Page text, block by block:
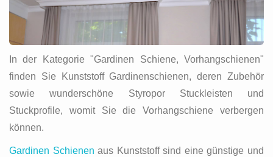
In der Kategorie "Gardinen Schiene, Vorhangschienen"
finden Sie Kunststoff Gardinenschienen, deren Zubehör
sowie wunderschöne Styropor Stuckleisten und
Stuckprofile, womit Sie die Vorhangschiene verbergen
können.
Gardinen Schienen aus Kunststoff sind eine günstige und